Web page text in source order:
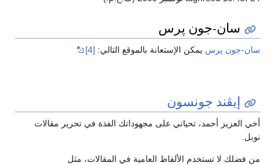
سان-جون پرس
جون پرس يمكن الإستعانة بالموقع التالي:[4]
إيڤند جونسون
العزيز أحمد، تحياتي على مجهوداتك الفذة في تحرير مقالات
فضلك لا تستخدم الألفاظ العامية في المقالات، مثل